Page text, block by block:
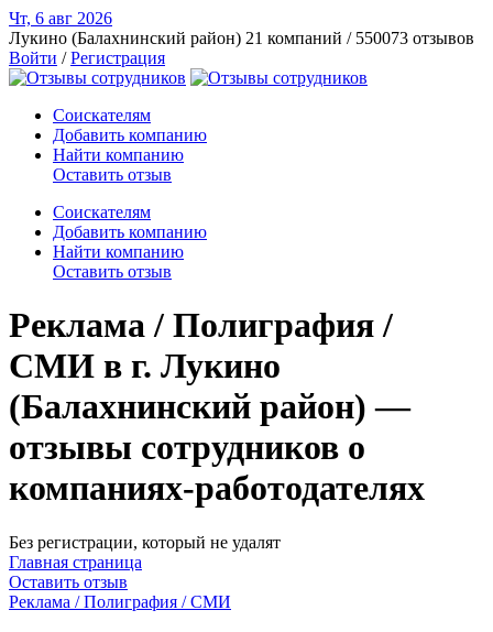
Чт, 6 авг 2026
Лукино (Балахнинский район) 21 компаний / 550073 отзывов
Войти /Регистрация
Соискателям
Добавить компанию
Найти компанию
Оставить отзыв
Соискателям
Добавить компанию
Найти компанию
Оставить отзыв
Реклама / Полиграфия /
СМИ в г. Лукино
(Балахнинский район) —
отзывы сотрудников о
компаниях-работодателях
Без регистрации, который не удалят
Главная страница
Оставить отзыв
Реклама / Полиграфия / СМИ